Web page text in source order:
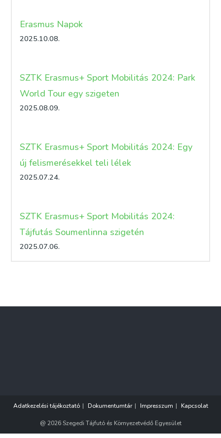
Erasmus Napok
2025.10.08.
SZTK Erasmus+ Sport Mobilitás 2024: Park
World Tour egy szigeten
2025.08.09.
SZTK Erasmus+ Sport Mobilitás 2024: Egy
új felismerésekkel teli lélek
2025.07.24.
SZTK Erasmus+ Sport Mobilitás 2024:
Tájfutás Soumenlinna szigetén
2025.07.06.
Adatkezelési tájékoztató Dokumentumtár Impresszum Kapcsolat
@ 2026 Szegedi Tájfutó és Környezetvédő Egyesület